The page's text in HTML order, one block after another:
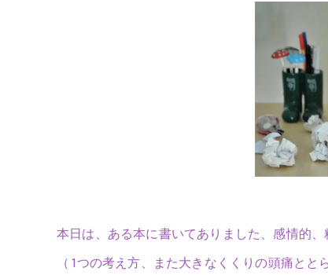
本日は、ある本に書いてありました、感情的
（ 1つの考え方、また大きなくくりの頭痛と